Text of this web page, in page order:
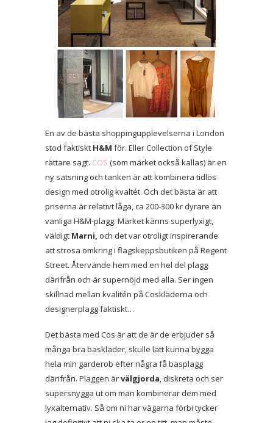
En av de bästa shoppingupplevelserna i London
stod faktiskt H&M för. Eller Collection of Style
rättare sagt. COS (som märket också kallas) är en
ny satsning och tanken är att kombinera tidlös
design med otrolig kvaltét. Och det bästa är att
priserna är relativt låga, ca 200-300 kr dyrare än
vanliga H&M-plagg. Märket känns superlyxigt,
väldigt Marni, och det var otroligt inspirerande
att strosa omkring i flagskeppsbutiken på Regent
Street. Återvände hem med en hel del plagg
därifrån och är supernöjd med alla. Ser ingen
skillnad mellan kvalitén på Coskläderna och
designerplagg faktiskt…
Det bästa med Cos är att de är de erbjuder så
många bra baskläder, skulle lätt kunna bygga
hela min garderob efter några få basplagg
därifrån. Plaggen ärvälgjorda , diskreta och ser
supersnygga ut om man kombinerar dem med
lyxalternativ. Så om ni har vägarna förbi tycker